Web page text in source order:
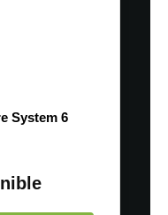
System 6